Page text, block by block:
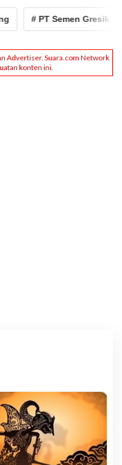
# PT Semen Gresik